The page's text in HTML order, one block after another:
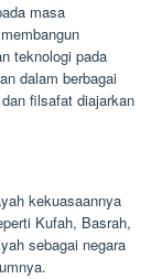
masa
teknologi pada
dalam berbagai
filsafat diajarkan
kekuasaannya
Kufah, Basrah,
sebagai negara